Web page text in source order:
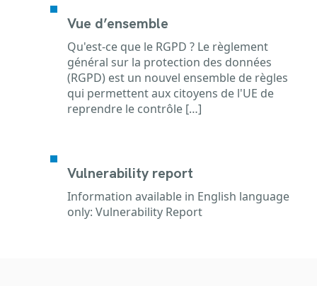
Vue d’ensemble
Qu'est-ce que le RGPD ? Le règlement
général sur la protection des données
(RGPD) est un nouvel ensemble de règles
qui permettent aux citoyens de l'UE de
reprendre le contrôle […]
Vulnerability report
Information available in English language
only: Vulnerability Report